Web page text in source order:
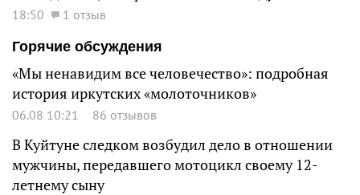
18:50
1 отзыв
Горячие обсуждения
«Мы ненавидим все человечество»: подробная
история иркутских «молоточников»
06.08 10:21 86 отзывов
В Куйтуне следком возбудил дело в отношении
мужчины, передавшего мотоцикл своему 12-
летнему сыну